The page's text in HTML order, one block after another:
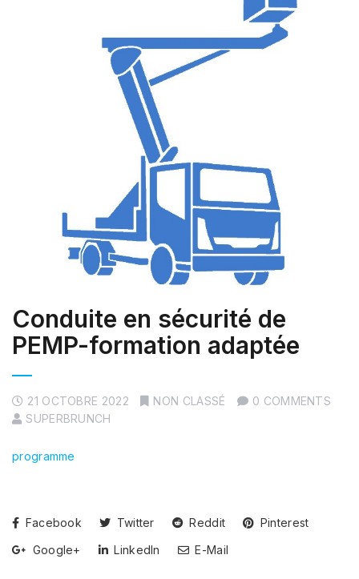
Conduite en sécurité de
PEMP-formation adaptée
21 OCTOBRE 2022 NON CLASSÉ
0 COMMENTS
SUPERBRUNCH
programme
Facebook Twitter Reddit
Pinterest
Google+
LinkedIn E-Mail